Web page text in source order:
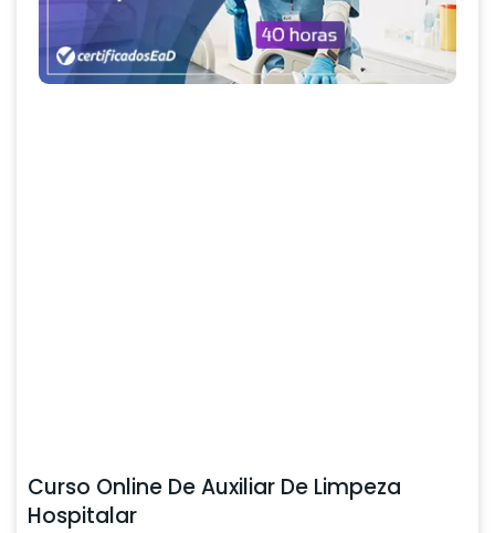
Curso Online De Auxiliar De Limpeza
Hospitalar